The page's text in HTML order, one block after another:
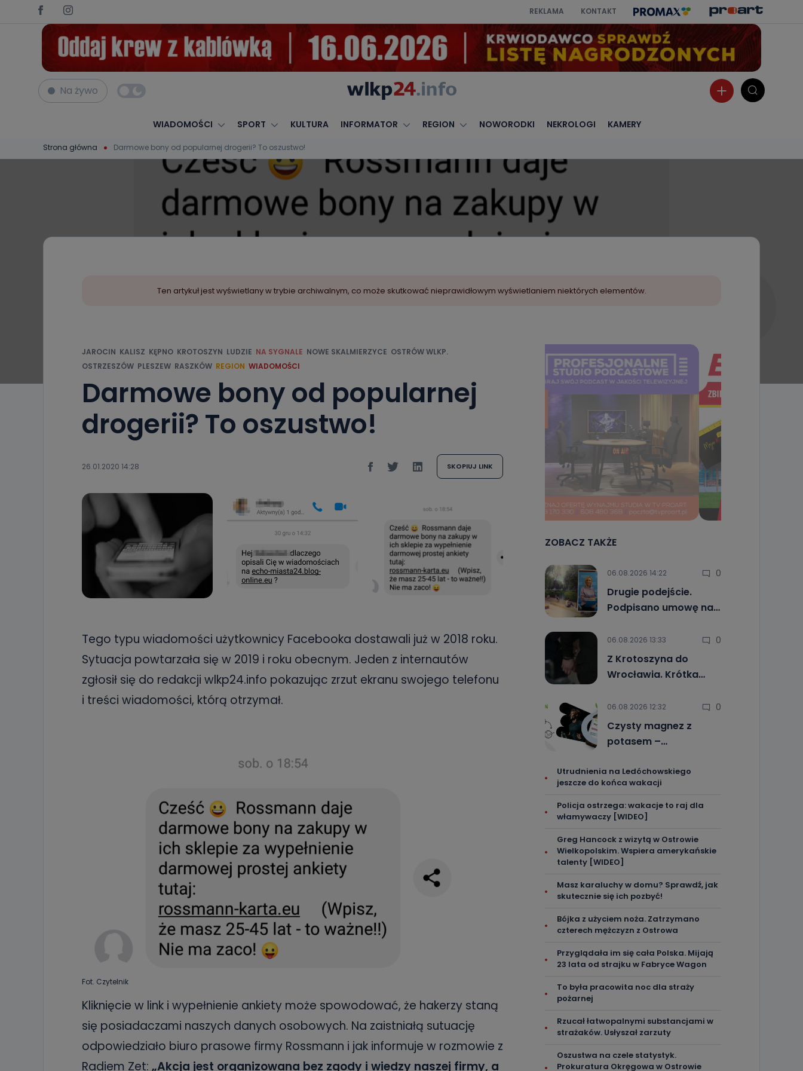
REKLAMA KONTAKT
Na żywo
WIADOMOŚCI SPORT KULTURA INFORMATOR REGION NOWORODKI NEKROLOGI KAMERY
Strona główna Darmowe bony od popularnej drogerii? To oszustwo!
Ten artykuł jest wyświetlany w trybie archiwalnym, co może skutkować nieprawidłowym wyświetlaniem niektórych elementów.
JAROCIN KALISZ KĘPNO KROTOSZYN LUDZIE NA SYGNALE NOWE SKALMIERZYCE OSTRÓW WLKP.
OSTRZESZÓW PLESZEW RASZKÓW REGION WIADOMOŚCI
Darmowe bony od popularnej
drogerii? To oszustwo!
26.01.2020 14:28 SKOPIUJ LINK
Tego typu wiadomości użytkownicy Facebooka dostawali już w 2018 roku.
Sytuacja powtarzała się w 2019 i roku obecnym. Jeden z internautów
zgłosił się do redakcji wlkp24.info pokazując zrzut ekranu swojego telefonu
i treści wiadomości, którą otrzymał.
Fot. Czytelnik
Kliknięcie w link i wypełnienie ankiety może spowodować, że hakerzy staną
się posiadaczami naszych danych osobowych. Na zaistniałą sutuację
odpowiedziało biuro prasowe firmy Rossmann i jak informuje w rozmowie z
Radiem Zet: „Akcja jest organizowana bez zgody i wiedzy naszej firmy, a
ZOBACZ TAKŻE
06.08.2026 14:22 0
Drugie podejście.
Podpisano umowę na…
06.08.2026 13:33 0
Z Krotoszyna do
Wrocławia. Krótka…
06.08.2026 12:32 0
Czysty magnez z
potasem –…
Utrudnienia na Ledóchowskiego
jeszcze do końca wakacji
Policja ostrzega: wakacje to raj dla
włamywaczy [WIDEO]
Greg Hancock z wizytą w Ostrowie
Wielkopolskim. Wspiera amerykańskie
talenty [WIDEO]
Masz karaluchy w domu? Sprawdź, jak
skutecznie się ich pozbyć!
Bójka z użyciem noża. Zatrzymano
czterech mężczyzn z Ostrowa
Przyglądała im się cała Polska. Mijają
23 lata od strajku w Fabryce Wagon
To była pracowita noc dla straży
pożarnej
Rzucał łatwopalnymi substancjami w
strażaków. Usłyszał zarzuty
Oszustwa na czele statystyk.
Prokuratura Okręgowa w Ostrowie